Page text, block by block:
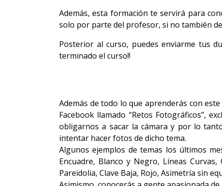
Además, esta formación te servirá para
solo por parte del profesor, si no también
Posterior al curso, puedes enviarme tus
terminado el curso!!
Además de todo lo que aprenderás con
Facebook llamado “Retos Fotográficos”,
obligarnos a sacar la cámara y por lo
intentar hacer fotos de dicho tema.
Algunos ejemplos de temas los últimos
Encuadre, Blanco y Negro, Líneas
Pareidolia, Clave Baja, Rojo, Asimetría sin